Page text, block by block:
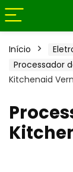
Início
Processador
Kitchenaid